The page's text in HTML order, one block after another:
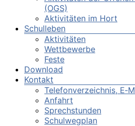
(OGS)
Aktivitäten im Hort
Schulleben
Aktivitäten
Wettbewerbe
Feste
Download
Kontakt
Telefonverzeichnis,
Anfahrt
Sprechstunden
Schulwegplan